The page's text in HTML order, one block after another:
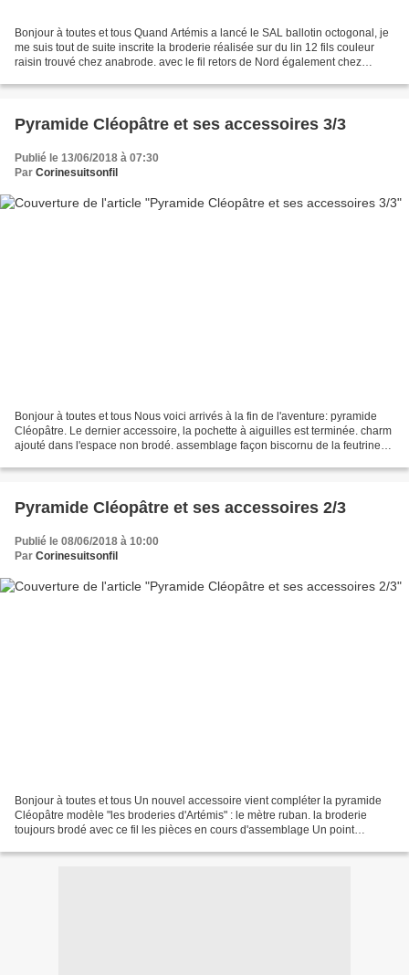
Bonjour à toutes et tous Quand Artémis a lancé le SAL ballotin octogonal, je
me suis tout de suite inscrite la broderie réalisée sur du lin 12 fils couleur
raisin trouvé chez anabrode. avec le fil retors de Nord également chez
Pyramide Cléopâtre et ses accessoires 3/3
Publié le 13/06/2018 à 07:30
Par Corinesuitsonfil
Bonjour à toutes et tous Nous voici arrivés à la fin de l'aventure: pyramide
Cléopâtre. Le dernier accessoire, la pochette à aiguilles est terminée. charm
ajouté dans l'espace non brodé. assemblage façon biscornu de la feutrine
Pyramide Cléopâtre et ses accessoires 2/3
Publié le 08/06/2018 à 10:00
Par Corinesuitsonfil
Bonjour à toutes et tous Un nouvel accessoire vient compléter la pyramide
Cléopâtre modèle "les broderies d'Artémis" : le mètre ruban. la broderie
toujours brodé avec ce fil les pièces en cours d'assemblage Un point